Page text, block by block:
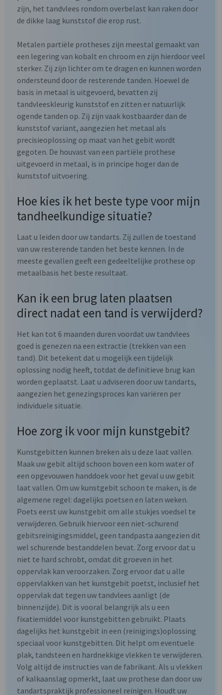
zijn, het tandvlees rondom overbelast kan raken door
de dikke laag kunststof die erop rust.
Metalen partiële protheses zijn meestal gemaakt van
een legering van kobalt en chroom en zijn hierdoor veel
sterker. Zij zijn lichter om te dragen en kunnen worden
ondersteund door de resterende tanden. Hoewel de
basis in metaal is uitgevoerd, bevatten zij
tandvleeskleurig kunststof en zitten er natuurlijk
ogende tanden op. Zij zijn vaak kostbaarder dan de
kunststof variant, aangezien het metaal als
precisieoplossing op maat van het gebit wordt
gegoten. De houvast van een partiële prothese
uitgevoerd in metaal, is in principe hoger dan de
kunststof uitvoering.
Hoe kies ik het beste type voor mijn
tandheelkundige situatie?
Laat u leiden door uw tandarts. Zij zullen de toestand
van uw resterende tanden het beste kennen. In de
meeste gevallen geeft een gedeeltelijke prothese op
metaalbasis het beste resultaat.
Kan ik een brug laten plaatsen
direct nadat een tand is verwijderd?
Het kan tot 6 maanden duren voordat uw tandvlees
goed is genezen na een extractie (trekken van een
tand). Dit betekent dat u mogelijk een tijdelijk
oplossing nodig heeft, totdat de definitieve brug kan
worden geplaatst. Laat u adviseren door uw tandarts,
aangezien het genezingsproces kan variëren per
individuele situatie.
Hoe zorg ik voor mijn kunstgebit?
Kunstgebitten kunnen breken als u deze laat vallen.
Maak uw gebit altijd schoon boven een kom water of
een opgevouwen handdoek voor het geval u uw gebit
laat vallen. Om uw kunstgebit schoon te maken, is de
algemene regel: dagelijks poetsen en laten weken.
Poets eerst uw kunstgebit om alle stukjes voedsel te
verwijderen. Gebruik hiervoor een niet-schurend
gebitsreinigingsmiddel, geen tandpasta aangezien dit
wel schurende bestanddelen bevat. Zorg ervoor dat u
niet te hard schrobt, omdat dit groeven in het
oppervlak kan veroorzaken. Zorg ervoor dat u alle
oppervlakken van het kunstgebit poetst, inclusief het
oppervlak dat tegen uw tandvlees aanligt (de
binnenzijde). Dit is vooral belangrijk als u een
fixatiemiddel voor kunstgebitten gebruikt. Plaats
dagelijks het kunstgebit in een (reinigings)oplossing
speciaal voor kunstgebitten. Dit helpt om eventuele
plak, tandsteen en hardnekkige vlekken te verwijderen.
Volg altijd de instructies van de fabrikant. Als u vlekken
of kalkaanslag opmerkt, laat uw prothese dan door uw
tandartspraktijk professioneel reinigen. Houdt uw